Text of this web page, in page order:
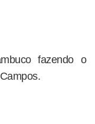
fazendo o